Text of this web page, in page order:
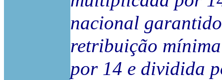
nacional
retribuição
por 14 e dividida